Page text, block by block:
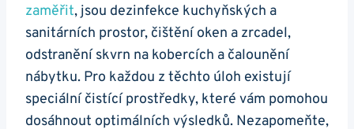
zaměřit, jsou dezinfekce kuchyňských a
sanitárních prostor, čištění oken a zrcadel,
odstranění skvrn na kobercích a ‍čalounění
‍nábytku. Pro každou z těchto úloh existují
speciální ⁣čistící prostředky, které vám pomohou
dosáhnout optimálních výsledků. Nezapomeňte,